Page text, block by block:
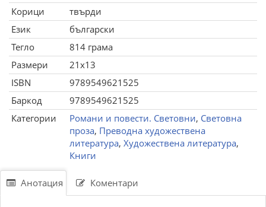
Корици
твърди
Език
български
Тегло
814 грама
Размери
21x13
ISBN
9789549621525
Баркод
9789549621525
Категории
Романи и повести. Световни, Световна
проза, Преводна художествена
литература, Художествена литература,
Книги
Анотация Коментари